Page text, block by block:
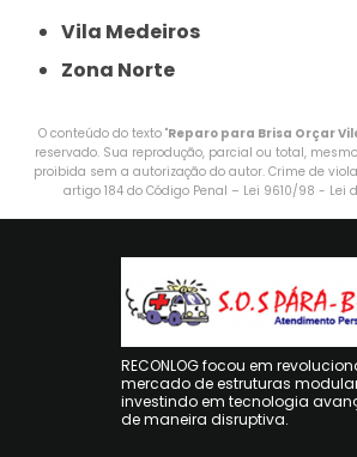
Vila Medeiros
Zona Norte
O conteúdo do texto "Reparo para Brisa Orçar
reservado. Sua reprodução, parcial ou total,
proibida sem a autorização do autor. Crime de
artigo 184 do Código Penal – Lei 9610/98 - Lei
RECONLOG focou em
mercado de estruturas
investindo em tecnologia
de maneira disruptiva.